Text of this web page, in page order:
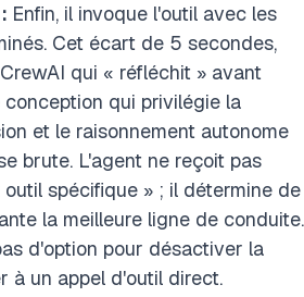
Enfin, il invoque l'outil avec les
Cet écart de 5 secondes,
qui « réfléchit » avant
qui privilégie la
et le raisonnement autonome
brute. L'agent ne reçoit pas
spécifique » ; il détermine de
la meilleure ligne de conduite.
d'option pour désactiver la
à un appel d'outil direct.